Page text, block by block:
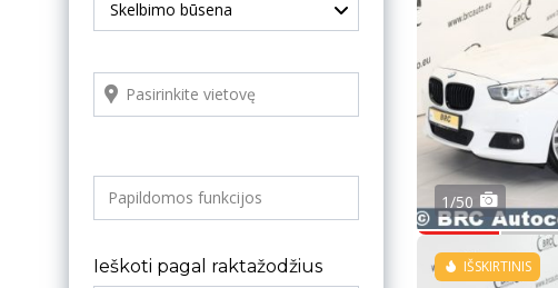
Skelbimo būsena
Ieškoti pagal raktažodžius
1/50
IŠSKIRTINIS